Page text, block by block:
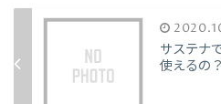
サステナ
使えるの？